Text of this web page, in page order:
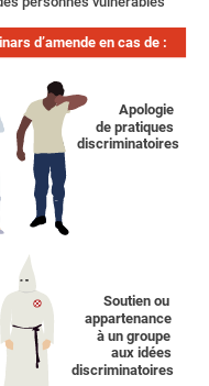
Apologie
de pratiques
discriminatoires
Soutien ou
appartenance
à un groupe
aux idées
discriminatoires
d’amende en cas de :